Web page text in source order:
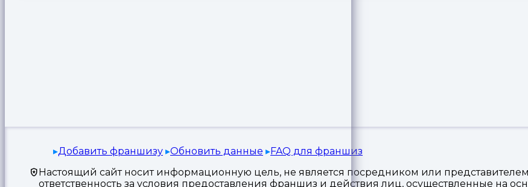
Добавить франшизу Обновить данные
FAQ для франшиз
Настоящий сайт носит информационную цель, не является посредником или представителем
ответственность за условия предоставления франшиз и действия лиц, осуществленные на